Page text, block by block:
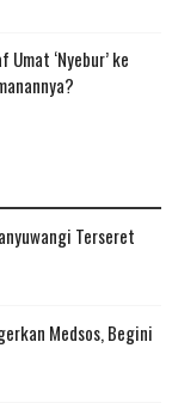
‘Nyebur’ ke
Terseret
Medsos, Begini